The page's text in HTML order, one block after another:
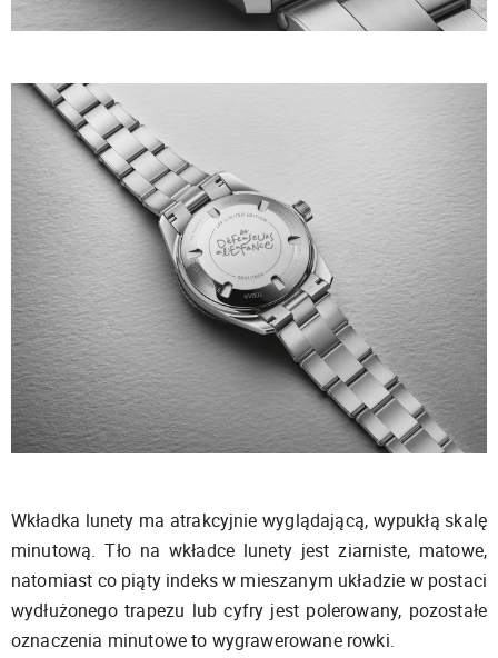
Wkładka lunety ma atrakcyjnie wyglądającą, wypukłą skalę
minutową. Tło na wkładce lunety jest ziarniste, matowe,
natomiast co piąty indeks w mieszanym układzie w postaci
wydłużonego trapezu lub cyfry jest polerowany, pozostałe
oznaczenia minutowe to wygrawerowane rowki.